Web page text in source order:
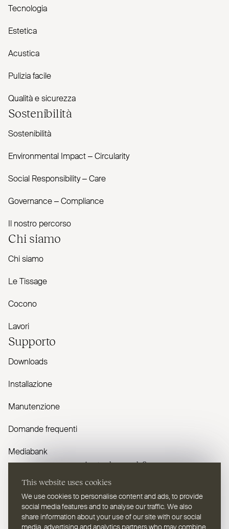
This website uses cookies
We use cookies to personalise content and ads, to provide
social media features and to analyse our traffic. We also
share information about your use of our site with our social
Tecnologia
Estetica
Acustica
Pulizia facile
Qualità e sicurezza
Sostenibilità
Sostenibilità
Envi­ronmental Impact – Cir­cularity
Social Responsibility – Care
Governance – Com­pliance
Il nostro percorso
Chi siamo
Chi siamo
Le Tissage
Cocono
Lavori
Supporto
Downloads
Installazione
Manutenzione
Domande frequenti
Mediabank
Avete domande?